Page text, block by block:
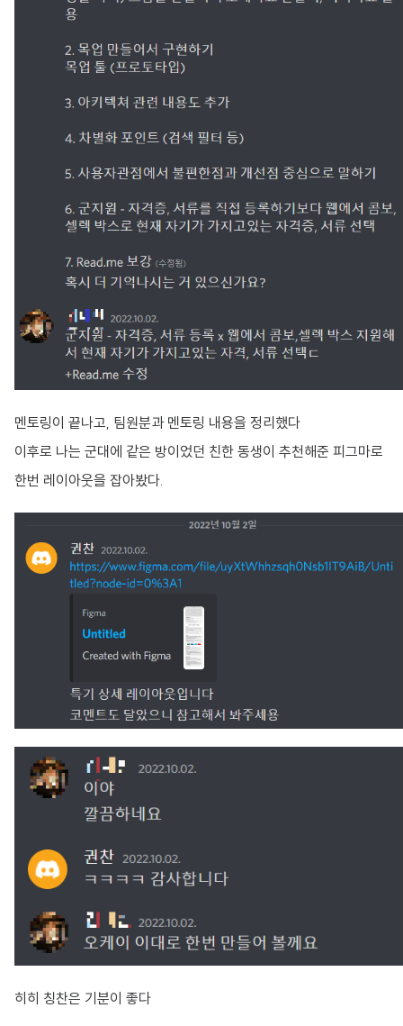
멘토링이 끝나고, 팀원분과 멘토링 내용을 정리했다
이후로 나는 군대에 같은 방이었던 친한 동생이 추천해준 피그마로
한번 레이아웃을 잡아봤다.
히히 칭찬은 기분이 좋다